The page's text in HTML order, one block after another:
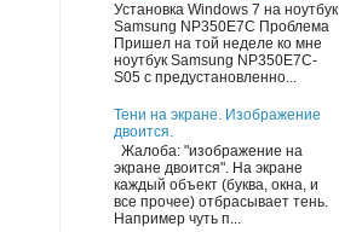
Установка Windows 7 на ноутбук
Samsung NP350E7C Проблема
Пришел на той неделе ко мне
ноутбук Samsung NP350E7C-
S05 с предустановленно...
Тени на экране. Изображение
двоится.
Жалоба: "изображение на
экране двоится". На экране
каждый объект (буква, окна, и
все прочее) отбрасывает тень.
Например чуть п...